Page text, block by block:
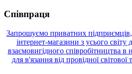
Співпраця
Запрошуємо приватних підприємців,
інтернет-магазини з усього світу
взаємовигідного співробітництва в
для в'язання від провідної